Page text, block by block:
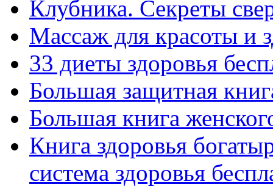
Клубника. Секреты
Массаж для красоты и
33 диеты здоровья
Большая защитная
Большая книга
Книга здоровья
система здоровья